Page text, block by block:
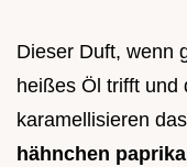
Dieser Duft, wenn
heißes Öl trifft und
karamellisieren
hähnchen